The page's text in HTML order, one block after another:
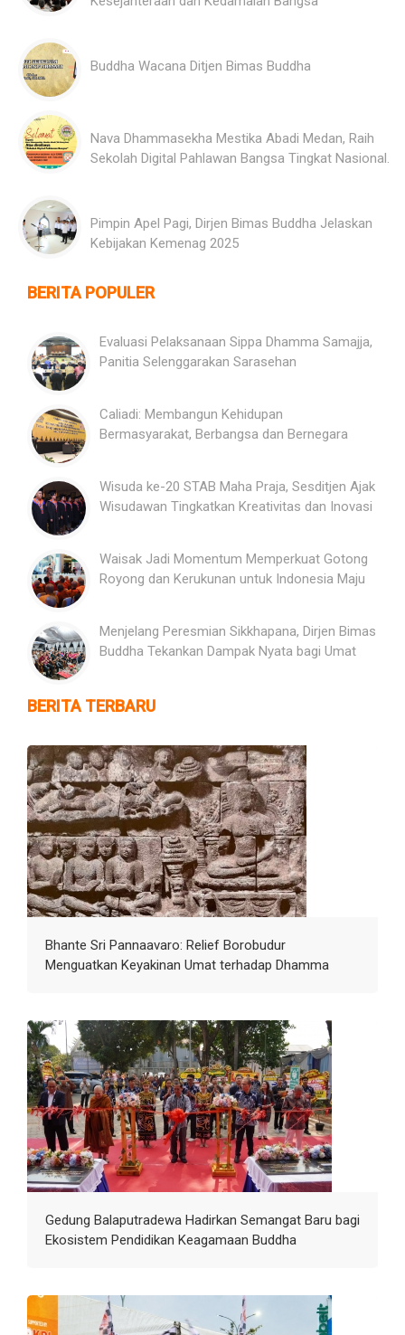
Buddha Wacana Ditjen Bimas Buddha
Nava Dhammasekha Mestika Abadi Medan, Raih
Sekolah Digital Pahlawan Bangsa Tingkat Nasional.
Pimpin Apel Pagi, Dirjen Bimas Buddha Jelaskan
Kebijakan Kemenag 2025
BERITA POPULER
Evaluasi Pelaksanaan Sippa Dhamma Samajja,
Panitia Selenggarakan Sarasehan
Caliadi: Membangun Kehidupan
Bermasyarakat, Berbangsa dan Bernegara
Wisuda ke-20 STAB Maha Praja, Sesditjen Ajak
Wisudawan Tingkatkan Kreativitas dan Inovasi
Waisak Jadi Momentum Memperkuat Gotong
Royong dan Kerukunan untuk Indonesia Maju
Menjelang Peresmian Sikkhapana, Dirjen Bimas
Buddha Tekankan Dampak Nyata bagi Umat
BERITA TERBARU
Bhante Sri Pannaavaro: Relief Borobudur
Menguatkan Keyakinan Umat terhadap Dhamma
Gedung Balaputradewa Hadirkan Semangat Baru bagi
Ekosistem Pendidikan Keagamaan Buddha